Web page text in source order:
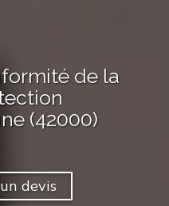
de la
(42000)
devis